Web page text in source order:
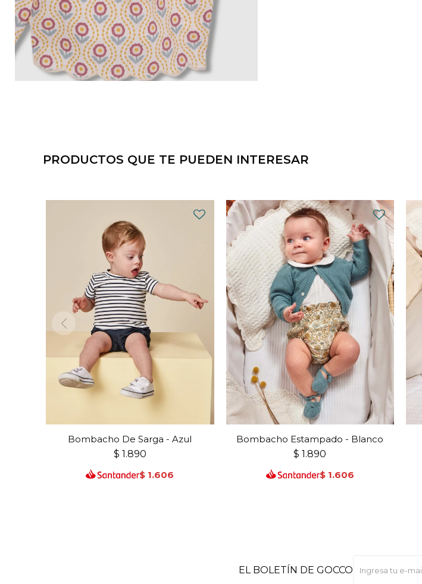
PRODUCTOS QUE TE PUEDEN INTERESAR
Bombacho De Sarga - Azul
$ 1.890
$ 1.606
Bombacho Estampado - Blanco
$ 1.890
$ 1.606
EL BOLETÍN DE GOCCO